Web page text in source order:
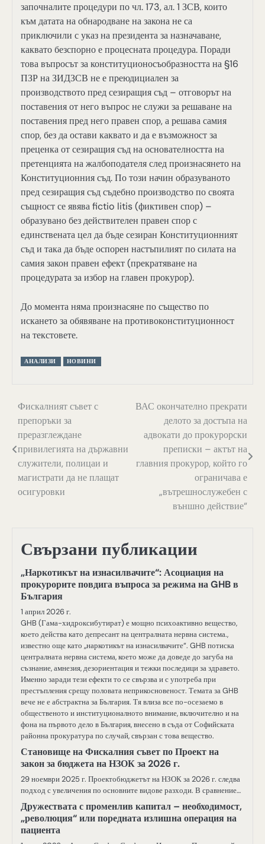
започналите процедури по чл. 173, ал. 1 ЗСВ, които
към датата на обнародване на закона не са
приключили с указ на президента за назначаване,
каквато безспорно е процесната процедура. Поради
това въпросът за конституционосъобразността на §16
ПЗР на ЗИДЗСВ не е преюдициален за
производството пред сезиращия съд – отговорът на
поставения от него въпрос не служи за решаване на
поставения пред него правен спор, а решава самия
спор, без да остави каквато и да е възможност за
преценка от сезиращия съд на основателността на
претенцията на жалбоподателя след произнасянето на
Конституционния съд. По този начин образуваното
пред сезиращия съд съдебно производство по своята
същност се явява fictio litis (фиктивен спор) –
образувано без действителен правен спор с
единствената цел да бъде сезиран Конституционният
съд и така да бъде оспорен настъпилият по силата на
самия закон правен ефект (прекратяване на
процедурата за избор на главен прокурор).
До момента няма произнасяне по същество по
искането за обявяване на противоконституционност
на текстовете.
АНАЛИЗИ НОВИНИ
Навигация
Фискалният съвет с
препоръки за
преразглеждане
привилегията на държавни
служители, полицаи и
магистрати да не плащат
осигуровки
ВАС окончателно прекрати
делото за достъпа на
адвокати до прокурорски
преписки – актът на
главния прокурор, който го
ограничава е
„вътрешнослужебен с
външно действие“
Свързани публикации
„Наркотикът на изнасилвачите“: Асоциация на
прокурорите повдига въпроса за режима на GHB в
България
1 април 2026 г.
GHB (Гама-хидроксибутират) е мощно психоактивно вещество,
което действа като депресант на централната нервна система.,
известно още като „наркотикът на изнасилвачите“. GHB потиска
централната нервна система, което може да доведе до загуба на
съзнание, амнезия, дезориентация и тежки последици за здравето.
Именно заради тези ефекти то се свързва и с употреба при
престъпления срещу половата неприкосновеност. Темата за GHB
вече не е абстрактна за България. Тя влиза все по-осезаемо в
общественото и институционалното внимание, включително и на
фона на първото дело в България, внесено в съда от Софийската
районна прокуратура по случай, свързан с това вещество.
Становище на Фискалния съвет по Проект на
закон за бюджета на НЗОК за 2026 г.
29 ноември 2025 г. Проектобюджетът на НЗОК за 2026 г. следва
подход с увеличения по основните видове разходи. В сравнение…
Дружествата с променлив капитал – необходимост,
„революция“ или поредната излишна операция на
пациента